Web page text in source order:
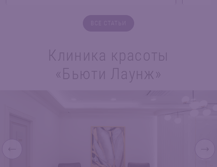
ВСЕ СТАТЬИ
Клиника красоты
«Бьюти Лаунж»